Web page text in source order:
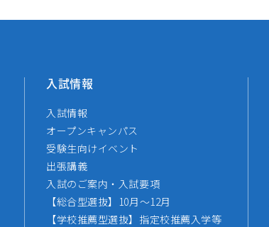
入試情報
入試情報
オープンキャンパス
受験生向けイベント
出張講義
入試のご案内・入試要項
【総合型選抜】10月～12月
【学校推薦型選抜】指定校推薦入学等